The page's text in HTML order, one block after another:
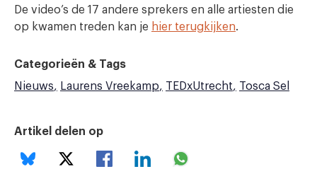
De video’s de 17 andere sprekers en alle artiesten die
op kwamen treden kan je hier terugkijken.
Categorieën & Tags
Nieuws
Laurens Vreekamp TEDxUtrecht Tosca Sel
Artikel delen op